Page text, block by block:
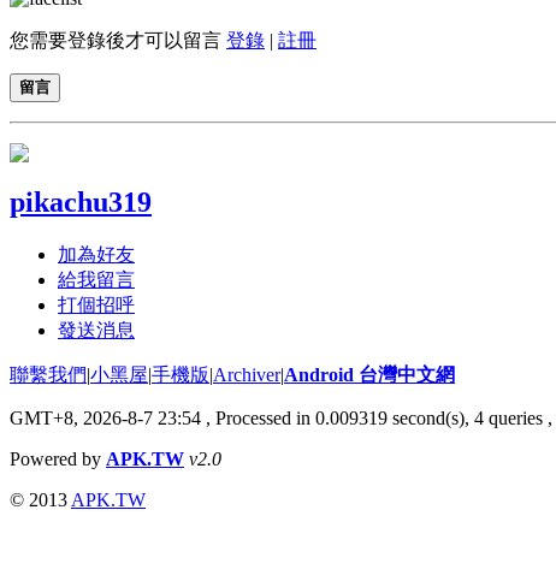
您需要登錄後才可以留言 登錄 | 註冊
留言
pikachu319
加為好友
給我留言
打個招呼
發送消息
聯繫我們|小黑屋|手機版|Archiver|Android 台灣中文網
GMT+8, 2026-8-7 23:54 , Processed in 0.009319 second(s), 4 queries
Powered by APK.TW v2.0
© 2013 APK.TW